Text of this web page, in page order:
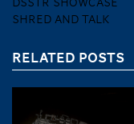
SHRED AND TALK
RELATED POSTS